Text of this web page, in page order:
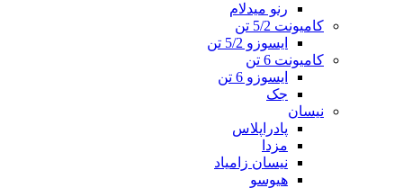
رنو میدلام
کامیونت 5/2 تن
ایسوزو 5/2 تن
کامیونت 6 تن
ایسوزو 6 تن
جک
نیسان
پادراپلاس
مزدا
نیسان زامیاد
هیوسو